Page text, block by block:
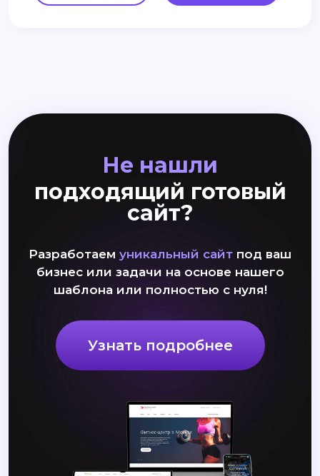
Не нашли
подходящий готовый
сайт?
Разработаем уникальный сайт под ваш
бизнес или задачи на основе нашего
шаблона или полностью с нуля!
Узнать подробнее